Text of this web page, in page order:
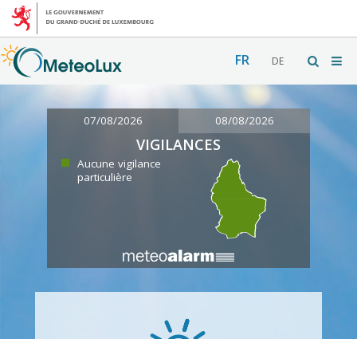
FR DE
07/08/2026 08/08/2026
VIGILANCES
Aucune vigilance
particulière